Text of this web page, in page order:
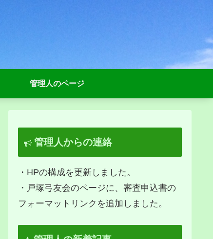
管理人のページ
管理人からの連絡
・HPの構成を更新しました。
・戸塚弓友会のページに、審査申込書の
フォーマットリンクを追加しました。